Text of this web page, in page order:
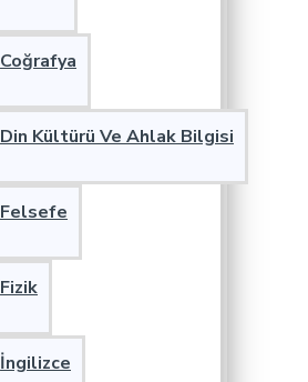
Coğrafya
Din Kültürü Ve Ahlak Bilgisi
Felsefe
Fizik
İngilizce